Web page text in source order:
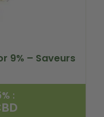
9% – Saveurs
: